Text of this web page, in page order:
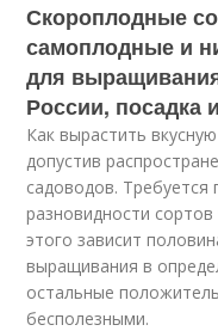
Скороплодные
самоплодные и
для
России, посадка
Как вырастить
допустив
садоводов.
разновидности
этого зависит
выращивания в
остальные
бесполезными.